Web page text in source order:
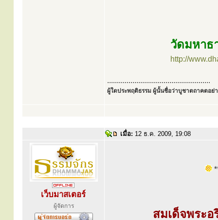
วัดมหาธ
http://
.....................................................
ผู้ใดประพฤติธรรม ผู้นั้นชื่อว่าบูชาตถาคตอย่า
เมื่อ: 12 ธ.ค. 2009, 19:08
เว็บมาสเตอร์
ผู้จัดการ
สมเด็จพระ